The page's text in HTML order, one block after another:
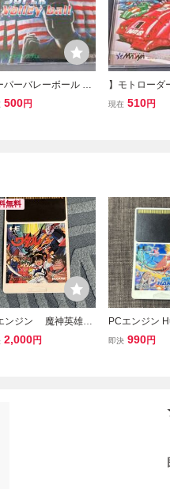
パーバレーボール SU
Volleyball PC エンジ
500円
】モトローダ
ROADER II
現在 510円
無料
ンジン 魔神英雄伝
ル HuCARD Huカー
2,000円
PCエンジン
GA SPACE
即決 990円